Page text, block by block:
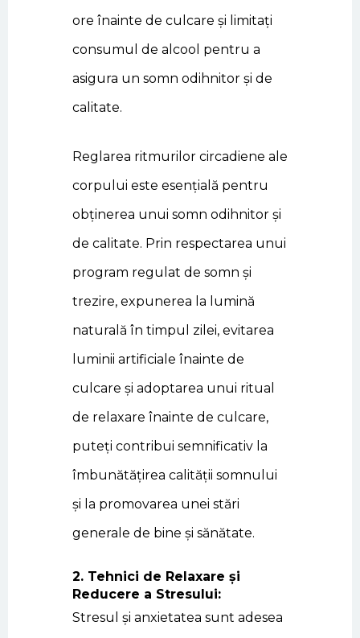
ore înainte de culcare și limitați
consumul de alcool pentru a
asigura un somn odihnitor și de
calitate.
Reglarea ritmurilor circadiene ale
corpului este esențială pentru
obținerea unui somn odihnitor și
de calitate. Prin respectarea unui
program regulat de somn și
trezire, expunerea la lumină
naturală în timpul zilei, evitarea
luminii artificiale înainte de
culcare și adoptarea unui ritual
de relaxare înainte de culcare,
puteți contribui semnificativ la
îmbunătățirea calității somnului
și la promovarea unei stări
generale de bine și sănătate.
2. Tehnici de Relaxare și
Reducere a Stresului:
Stresul și anxietatea sunt adesea